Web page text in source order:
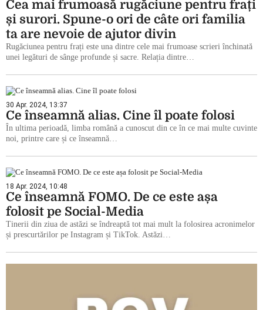
Cea mai frumoasă rugăciune pentru frați
și surori. Spune-o ori de câte ori familia
ta are nevoie de ajutor divin
Rugăciunea pentru frați este una dintre cele mai frumoase scrieri închinată
unei legături de sânge profunde și sacre. Relația dintre…
30 Apr. 2024, 13:37
Ce înseamnă alias. Cine îl poate folosi
În ultima perioadă, limba română a cunoscut din ce în ce mai multe cuvinte
noi, printre care și ce înseamnă…
18 Apr. 2024, 10:48
Ce înseamnă FOMO. De ce este așa
folosit pe Social-Media
Tinerii din ziua de astăzi se îndreaptă tot mai mult la folosirea acronimelor
și prescurtărilor pe Instagram și TikTok. Astăzi…